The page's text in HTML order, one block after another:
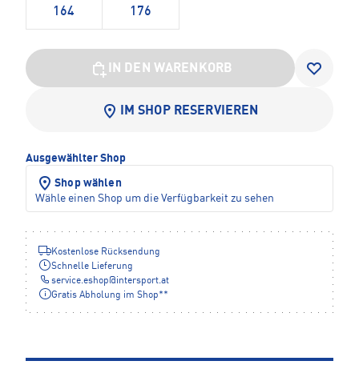
164 176
IN DEN WARENKORB
IM SHOP RESERVIEREN
Ausgewählter Shop
Shop wählen
Wähle einen Shop um die Verfügbarkeit zu sehen
Kostenlose Rücksendung
Schnelle Lieferung
service.eshop@ intersport.at
Gratis Abholung im Shop**